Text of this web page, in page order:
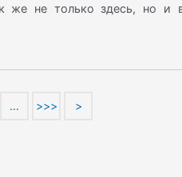
же не только здесь, но и
… >>> >